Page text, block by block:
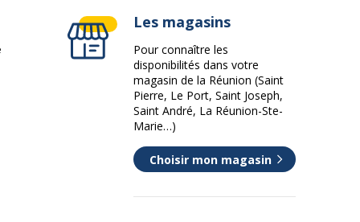
Les magasins
Pour connaître les
disponibilités dans votre
magasin de la Réunion (Saint
Pierre, Le Port, Saint Joseph,
Saint André, La Réunion-Ste-
Marie…)
Choisir mon magasin